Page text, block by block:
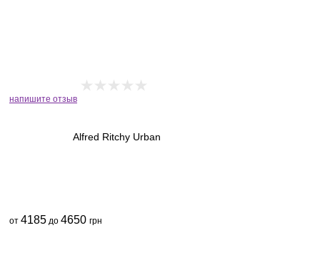
напишите отзыв
Alfred Ritchy Urban
от 4185 до 4650 грн